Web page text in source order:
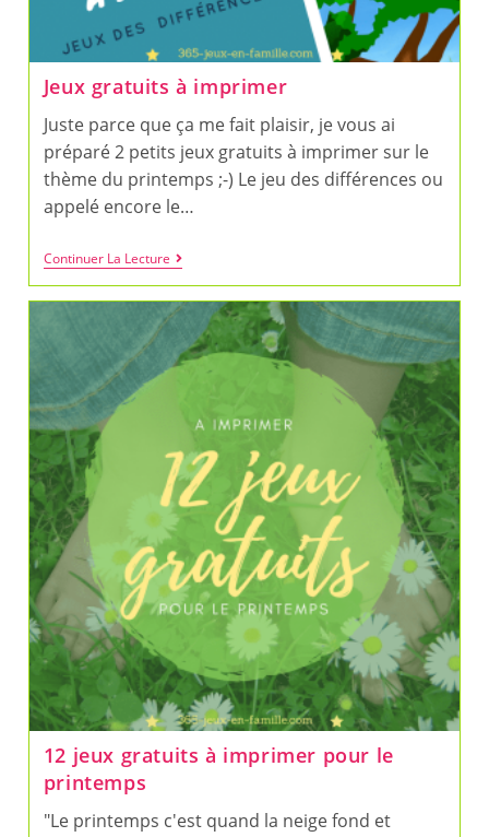
Jeux gratuits à imprimer
Juste parce que ça me fait plaisir, je vous ai
préparé 2 petits jeux gratuits à imprimer sur le
thème du printemps ;-) Le jeu des différences ou
appelé encore le…
Continuer La LectureJeux
Gratuits
À
Imprimer
12 jeux gratuits à imprimer pour le
printemps
"Le printemps c'est quand la neige fond et